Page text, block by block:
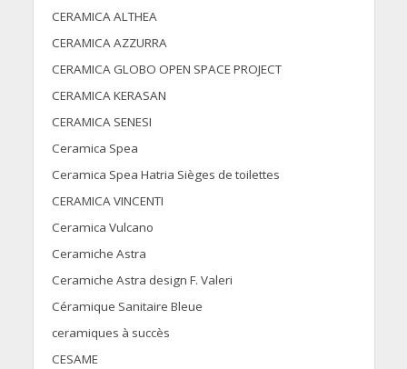
CERAMICA ALTHEA
CERAMICA AZZURRA
CERAMICA GLOBO OPEN SPACE PROJECT
CERAMICA KERASAN
CERAMICA SENESI
Ceramica Spea
Ceramica Spea Hatria Sièges de toilettes
CERAMICA VINCENTI
Ceramica Vulcano
Ceramiche Astra
Ceramiche Astra design F. Valeri
Céramique Sanitaire Bleue
ceramiques à succès
CESAME